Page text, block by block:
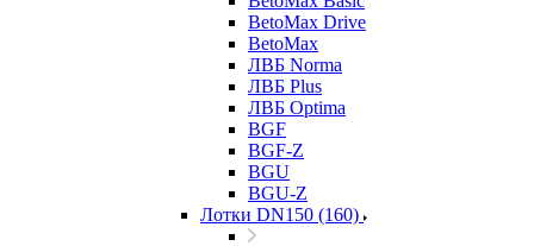
BetoMax Drive
BetoMax
ЛВБ Norma
ЛВБ Plus
ЛВБ Optima
BGF
BGF-Z
BGU
BGU-Z
Лотки DN150 (160)